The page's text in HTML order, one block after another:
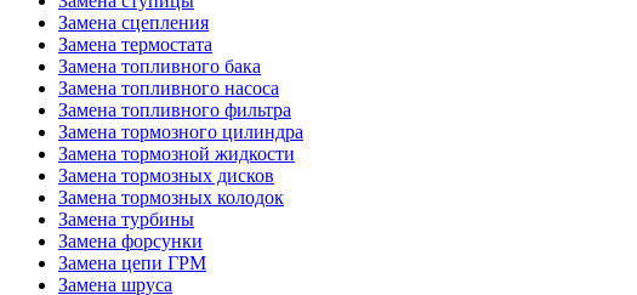
Замена сцепления
Замена термостата
Замена топливного бака
Замена топливного насоса
Замена топливного фильтра
Замена тормозного цилиндра
Замена тормозной жидкости
Замена тормозных дисков
Замена тормозных колодок
Замена турбины
Замена форсунки
Замена цепи ГРМ
Замена шруса